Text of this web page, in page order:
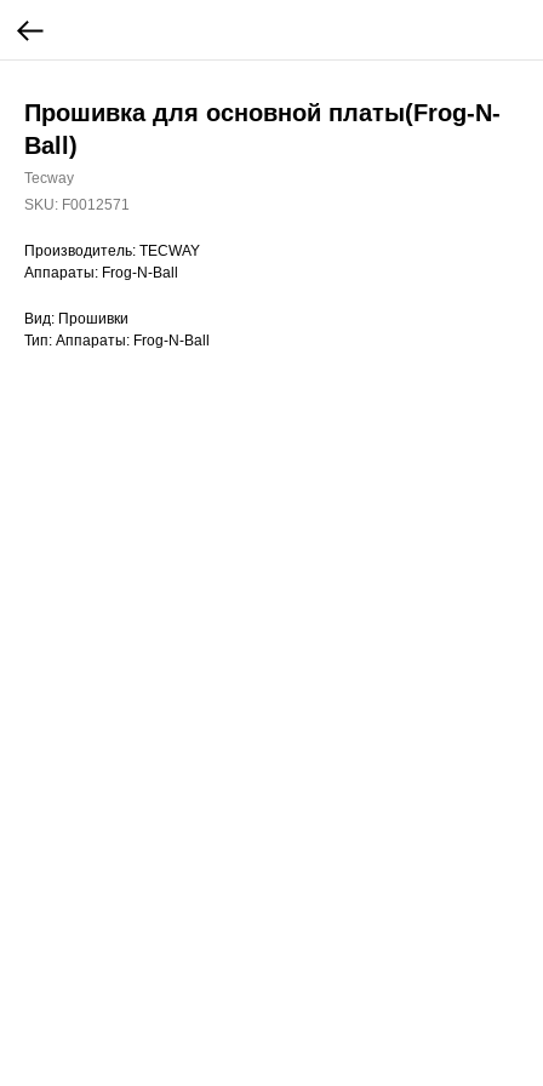
Прошивка для основной платы(Frog-N-
Ball)
Tecway
SKU: F0012571
Производитель: TECWAY
Аппараты: Frog-N-Ball
Вид: Прошивки
Тип: Аппараты: Frog-N-Ball